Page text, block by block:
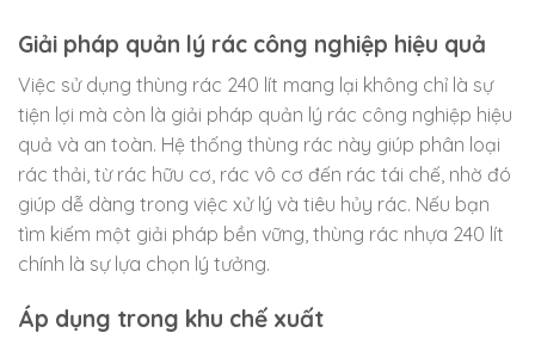
Giải pháp quản lý rác công nghiệp hiệu quả
Việc sử dụng thùng rác 240 lít mang lại không chỉ là sự
tiện lợi mà còn là giải pháp quản lý rác công nghiệp hiệu
quả và an toàn. Hệ thống thùng rác này giúp phân loại
rác thải, từ rác hữu cơ, rác vô cơ đến rác tái chế, nhờ đó
giúp dễ dàng trong việc xử lý và tiêu hủy rác. Nếu bạn
tìm kiếm một giải pháp bền vững, thùng rác nhựa 240 lít
chính là sự lựa chọn lý tưởng.
Áp dụng trong khu chế xuất